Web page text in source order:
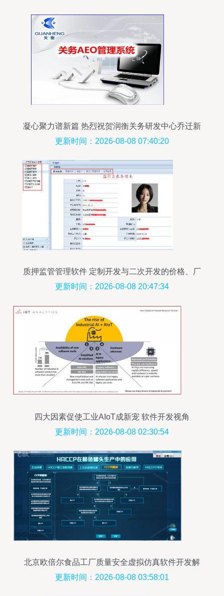
凝心聚力谱新篇 热烈祝贺润衡关务研发中心乔迁新
址
更新时间：2026-08-08 07:40:20
质押监管管理软件 定制开发与二次开发的价格、厂
家选择与核心功能解析
更新时间：2026-08-08 20:47:34
四大因素促使工业AIoT成新宠 软件开发视角
更新时间：2026-08-08 02:30:54
北京欧倍尔食品工厂质量安全虚拟仿真软件开发解
析
更新时间：2026-08-08 03:58:01